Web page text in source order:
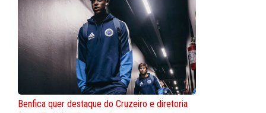
Benfica quer destaque do Cruzeiro e diretoria